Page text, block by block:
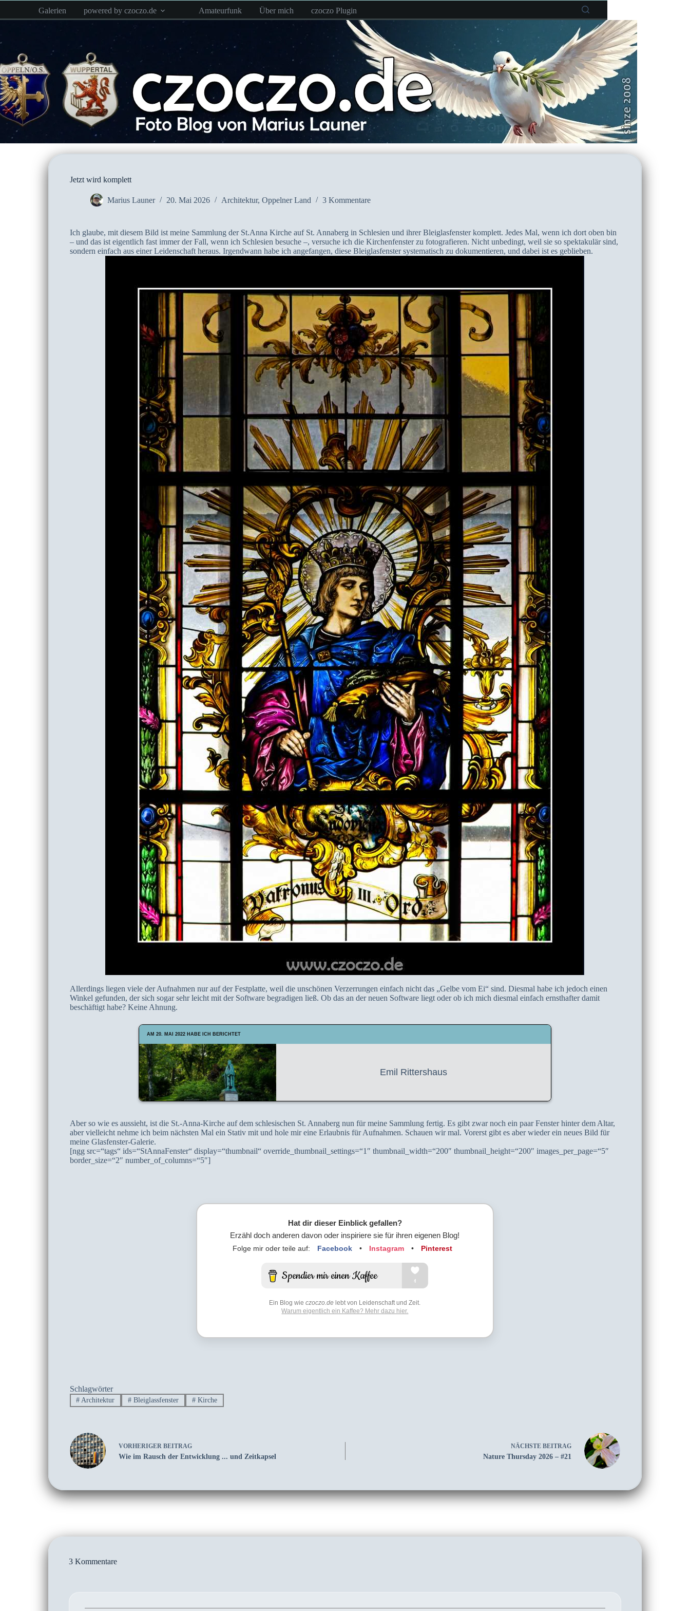
springen
Galerien powered by czoczo.de Amateurfunk Über mich czoczo Plugin
Jetzt wird komplett
Marius Launer 20. Mai 2026 Architektur, Oppelner Land 3 Kommentare
Ich glaube, mit diesem Bild ist meine Sammlung der St.Anna Kirche auf St. Annaberg in Schlesien und ihrer Bleiglasfenster komplett. Jedes Mal, wenn ich dort oben bin
– und das ist eigentlich fast immer der Fall, wenn ich Schlesien besuche –, versuche ich die Kirchenfenster zu fotografieren. Nicht unbedingt, weil sie so spektakulär sind,
sondern einfach aus einer Leidenschaft heraus. Irgendwann habe ich angefangen, diese Bleiglasfenster systematisch zu dokumentieren, und dabei ist es geblieben.
Allerdings liegen viele der Aufnahmen nur auf der Festplatte, weil die unschönen Verzerrungen einfach nicht das „Gelbe vom Ei“ sind. Diesmal habe ich jedoch einen
Winkel gefunden, der sich sogar sehr leicht mit der Software begradigen ließ. Ob das an der neuen Software liegt oder ob ich mich diesmal einfach ernsthafter damit
beschäftigt habe? Keine Ahnung.
AM 20. MAI 2022 HABE ICH BERICHTET
Emil Rittershaus
Aber so wie es aussieht, ist die St.-Anna-Kirche auf dem schlesischen St. Annaberg nun für meine Sammlung fertig. Es gibt zwar noch ein paar Fenster hinter dem Altar,
aber vielleicht nehme ich beim nächsten Mal ein Stativ mit und hole mir eine Erlaubnis für Aufnahmen. Schauen wir mal. Vorerst gibt es aber wieder ein neues Bild für
meine Glasfenster-Galerie.
[ngg src=“tags“ ids=“StAnnaFenster“ display=“thumbnail“ override_thumbnail_settings=“1″ thumbnail_width=“200″ thumbnail_height=“200″ images_per_page=“5″
border_size=“2″ number_of_columns=“5″]
Hat dir dieser Einblick gefallen?
Erzähl doch anderen davon oder inspiriere sie für ihren eigenen Blog!
Folge mir oder teile auf: Facebook • Instagram • Pinterest
Ein Blog wieczoczo.de lebt von Leidenschaft und Zeit.
Warum eigentlich ein Kaffee? Mehr dazu hier.
Schlagwörter
# Architektur # Bleiglassfenster # Kirche
VORHERIGER BEITRAG
Wie im Rausch der Entwicklung ... und Zeitkapsel
NÄCHSTEBEITRAG
Nature Thursday 2026 – #21
3 Kommentare